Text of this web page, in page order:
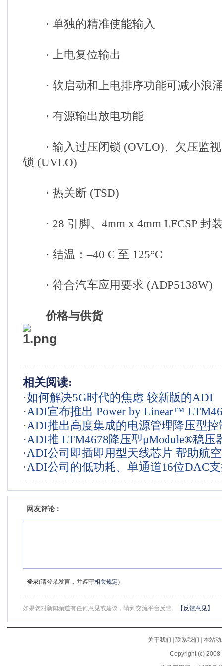
· 单独的精准使能输入
· 上电复位输出
· 软启动和上电排序功能可减小浪
· 有源输出放电功能
· 输入过压闭锁 (OVLO)、欠压监视
锁 (UVLO)
· 热关断 (TSD)
· 28 引脚、4mm x 4mm LFCSP 封
· 结温：–40 C 至 125°C
· 符合汽车应用要求 (ADP5138W)
价格与供货
相关阅读:
·如何解决5G时代的焦虑 较新版的ADI
RadioVerse能给你答案
·ADI宣布推出 Power by Linear™
·ADI推出高度集成的电源管理降压型
LTC3372
·ADI推 LTM4678降压型μModule®稳压
·ADI公司即插即用型天线芯片 帮助航
信设备设计人员简化相控阵雷达设计
·ADI公司的低功耗、单通道16位DAC
模拟输出模块，无须降额使用
网友评论：
登录(请登录发言，并遵守相关规定)
如果您对新闻频道有任何意见或建议，请到交流平台反馈。 【反馈意见】
关于我们 联系我们
本站
Copyright (c)